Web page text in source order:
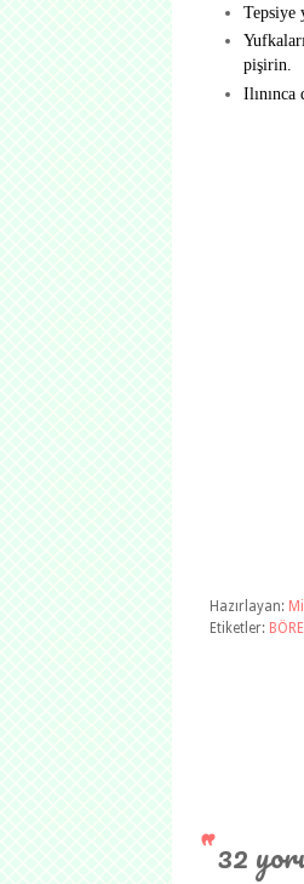
Tepsiye
pişirin.
Ilınınca
Hazırlayan:
Etiketler:
32